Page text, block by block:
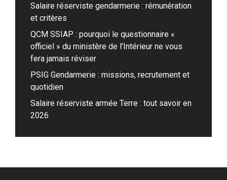
Salaire réserviste gendarmerie : rémunération
et critères
QCM SSIAP : pourquoi le questionnaire «
officiel » du ministère de l’Intérieur ne vous
fera jamais réviser
PSIG Gendarmerie : missions, recrutement et
quotidien
Salaire réserviste armée Terre : tout savoir en
2026